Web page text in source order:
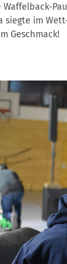
Waffelback-
siegte im
Geschmack!